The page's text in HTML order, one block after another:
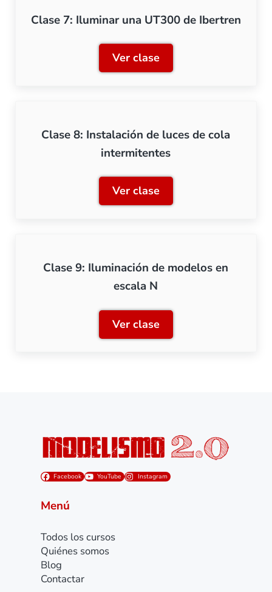
Clase 7: Iluminar una UT300 de Ibertren
Ver claseClase 7: Iluminar una
Clase 8: Instalación de luces de cola
intermitentes
Ver claseClase 8: Instalación de
Clase 9: Iluminación de modelos en
escala N
Ver claseClase 9: Iluminación de
Facebook YouTube Instagram
Menú
Todos los cursos
Quiénes somos
Blog
Contactar